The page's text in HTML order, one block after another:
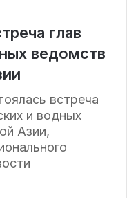
глав
ведомств
встреча
и водных
Азии,